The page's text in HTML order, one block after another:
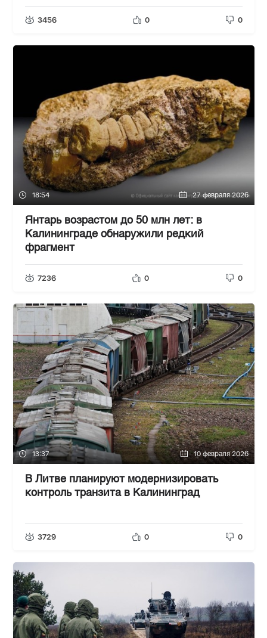
3456 0 0
18:54 27 февраля 2026
Янтарь возрастом до 50 млн лет: в
Калининграде обнаружили редкий
фрагмент
7236 0 0
13:37 10 февраля 2026
В Литве планируют модернизировать
контроль транзита в Калининград
3729 0 0